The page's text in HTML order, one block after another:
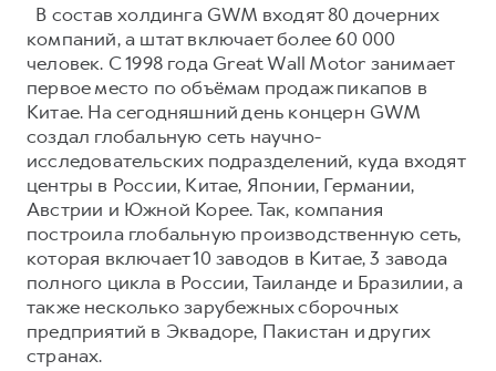
В состав холдинга GWM входят 80 дочерних
компаний, а штат включает более 60 000
человек. С 1998 года Great Wall Motor занимает
первое место по объёмам продаж пикапов в
Китае. На сегодняшний день концерн GWM
создал глобальную сеть научно-
исследовательских подразделений, куда входят
центры в России, Китае, Японии, Германии,
Австрии и Южной Корее. Так, компания
построила глобальную производственную сеть,
которая включает 10 заводов в Китае, 3 завода
полного цикла в России, Таиланде и Бразилии, а
также несколько зарубежных сборочных
предприятий в Эквадоре, Пакистан и других
странах.